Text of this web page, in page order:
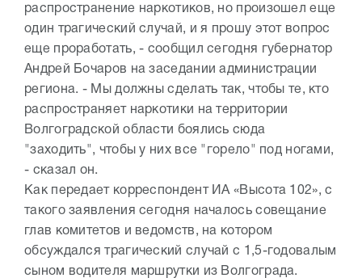
распространение наркотиков, но произошел еще
один трагический случай, и я прошу этот вопрос
еще проработать, - сообщил сегодня губернатор
Андрей Бочаров на заседании администрации
региона. - Мы должны сделать так, чтобы те, кто
распространяет наркотики на территории
Волгоградской области боялись сюда
"заходить", чтобы у них все "горело" под ногами,
- сказал он.
Как передает корреспондент ИА «Высота 102», с
такого заявления сегодня началось совещание
глав комитетов и ведомств, на котором
обсуждался трагический случай с 1,5-годовалым
сыном водителя маршрутки из Волгограда.